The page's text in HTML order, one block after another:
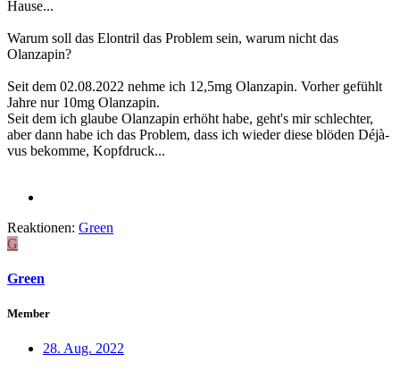
Hause...
Warum soll das Elontril das Problem sein, warum nicht das
Olanzapin?
Seit dem 02.08.2022 nehme ich 12,5mg Olanzapin. Vorher gefühlt
Jahre nur 10mg Olanzapin.
Seit dem ich glaube Olanzapin erhöht habe, geht's mir schlechter,
aber dann habe ich das Problem, dass ich wieder diese blöden Déjà-
vus bekomme, Kopfdruck...
Reaktionen: Green
G
Green
Member
28. Aug. 2022